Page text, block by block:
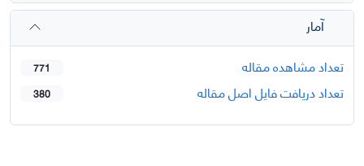
آمار
تعداد مشاهده مقاله
771
تعداد دریافت فایل اصل مقاله 380